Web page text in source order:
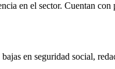
en el sector. Cuentan
en seguridad social,